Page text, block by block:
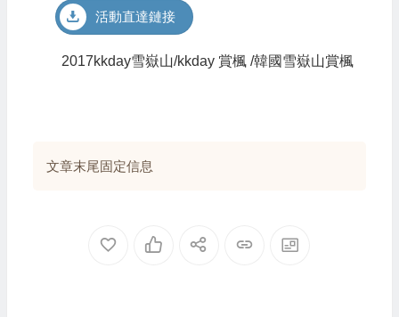
活動直達鏈接
2017kkday雪嶽山/kkday 賞楓 /韓國雪嶽山賞楓
文章末尾固定信息